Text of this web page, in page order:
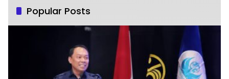
Popular Posts